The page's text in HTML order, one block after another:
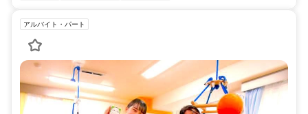
アルバイト・パート